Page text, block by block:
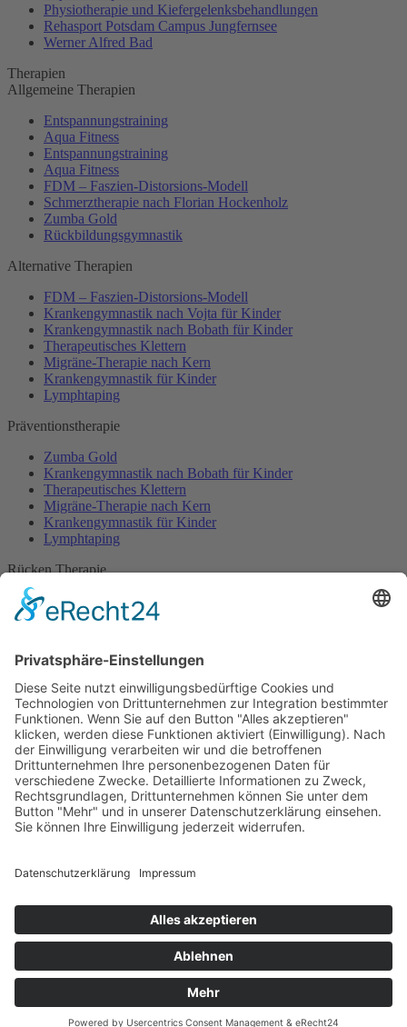
Physiotherapie und Kiefergelenksbehandlungen
Rehasport Potsdam Campus Jungfernsee
Werner Alfred Bad
Therapien
Allgemeine Therapien
Entspannungstraining
Aqua Fitness
Entspannungstraining
Aqua Fitness
FDM – Faszien-Distorsions-Modell
Schmerztherapie nach Florian Hockenholz
Zumba Gold
Rückbildungsgymnastik
Alternative Therapien
FDM – Faszien-Distorsions-Modell
Krankengymnastik nach Vojta für Kinder
Krankengymnastik nach Bobath für Kinder
Therapeutisches Klettern
Migräne-Therapie nach Kern
Krankengymnastik für Kinder
Lymphtaping
Präventionstherapie
Zumba Gold
Krankengymnastik nach Bobath für Kinder
Therapeutisches Klettern
Migräne-Therapie nach Kern
Krankengymnastik für Kinder
Lymphtaping
Rücken Therapie
Therapeutisches Klettern
Entspannungstraining
Zumba Gold
Rückbildungsgymnastik
Kinder Therapie
Krankengymnastik nach Vojta für Kinder
Krankengymnastik nach Bobath für Kinder
Krankengymnastik für Kinder
Therapeuten
Kontakt
Sponsoring
Gutscheine
Datenschutz
Alle auf dieser Webseite genannten Behandlungen & Methoden
stellen kein Heilversprechen dar.